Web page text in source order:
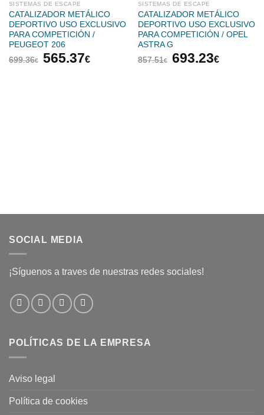
SISTEMAS DE ESCAPE
CATALIZADOR METÁLICO
DEPORTIVO USO EXCLUSIVO
PARA COMPETICIÓN /
PEUGEOT 206
699.36€
El
565.37€El
SISTEMAS DE ESCAPE
CATALIZADOR METÁLICO
DEPORTIVO USO EXCLUSIVO
PARA COMPETICIÓN / OPEL
ASTRA G
857.51€
El
693.23€El
SOCIAL MEDIA
¡Síguenos a traves de nuestras redes sociales!
POLÍTICAS DE LA EMPRESA
Aviso legal
Política de cookies